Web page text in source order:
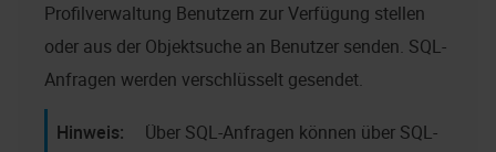
Profilverwaltung Benutzern zur Verfügung stellen
oder aus der Objektsuche an Benutzer senden. SQL-
Anfragen werden verschlüsselt gesendet.
Über SQL-Anfragen können über SQL-